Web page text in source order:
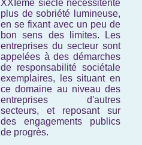
XXIème siècle nécessitente
plus de sobriété lumineuse,
en se fixant avec un peu de
bon sens des limites. Les
entreprises du secteur sont
appelées à des démarches
de responsabilité sociétale
exemplaires, les situant en
ce domaine au niveau des
entreprises d'autres
secteurs, et reposant sur
des engagements publics
de progrès.